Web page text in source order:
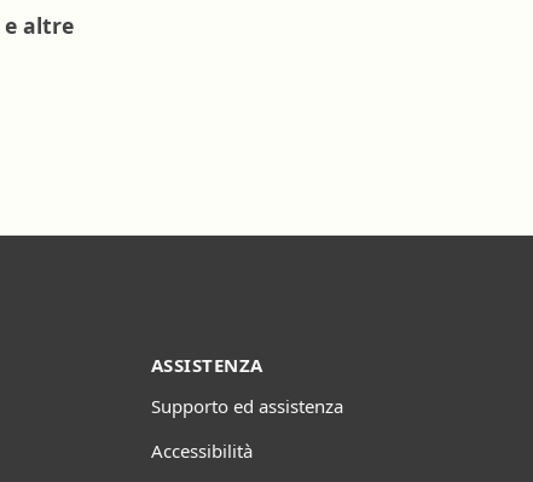
e altre
ASSISTENZA
Supporto ed assistenza
Accessibilità